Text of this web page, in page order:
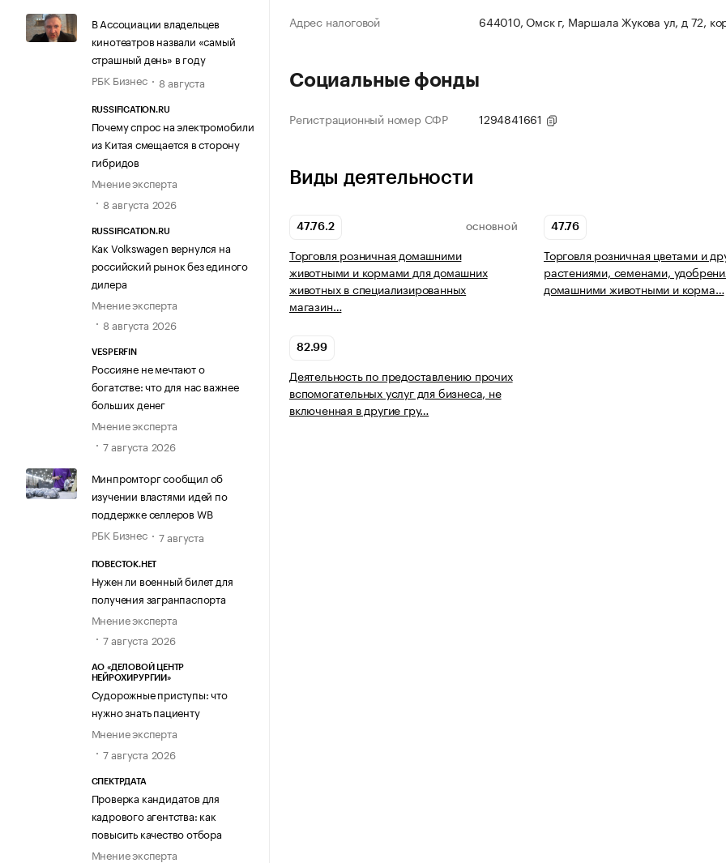
В Ассоциации владельцев
кинотеатров назвали «самый
страшный день» в году
РБК Бизнес
8 августа
RUSSIFICATION.RU
Почему спрос на электромобили
из Китая смещается в сторону
гибридов
Мнение эксперта
8 августа 2026
RUSSIFICATION.RU
Как Volkswagen вернулся на
российский рынок без единого
дилера
Мнение эксперта
8 августа 2026
VESPERFIN
Россияне не мечтают о
богатстве: что для нас важнее
больших денег
Мнение эксперта
7 августа 2026
Минпромторг сообщил об
изучении властями идей по
поддержке селлеров WB
РБК Бизнес
7 августа
ПОВЕСТОК.НЕТ
Нужен ли военный билет для
получения загранпаспорта
Мнение эксперта
7 августа 2026
АО «ДЕЛОВОЙ ЦЕНТР
НЕЙРОХИРУРГИИ»
Судорожные приступы: что
нужно знать пациенту
Мнение эксперта
7 августа 2026
СПЕКТРДАТА
Проверка кандидатов для
кадрового агентства: как
повысить качество отбора
Мнение эксперта
Адрес налоговой
644010, Омск г, Маршала Жукова ул, д 72,
Социальные фонды
Регистрационный номер СФР 1294841661
Виды деятельности
47.76.2 ОСНОВНОЙ
Торговля розничная домашними
животными и кормами для домашних
животных в специализированных
магазин…
47.76
Торговля розничная цветами и
растениями, семенами,
домашними животными и корма…
82.99
Деятельность по предоставлению прочих
вспомогательных услуг для бизнеса, не
включенная в другие гру…